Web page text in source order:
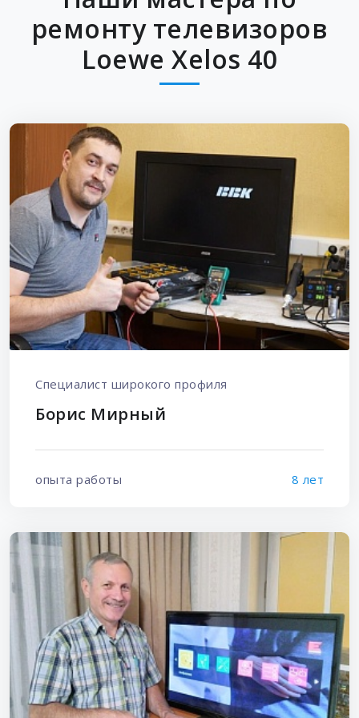
ремонту телевизоров
Loewe Xelos 40
Специалист широкого профиля
Борис Мирный
опыта работы 8 лет